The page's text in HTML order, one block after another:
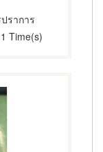
ราการ
Time(s)